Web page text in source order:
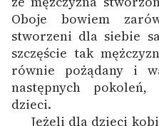
Oboje bowiem
stworzeni dla siebie
szczęście tak
równie pożądany i
następnych
dzieci.
Jeżeli dla dzieci